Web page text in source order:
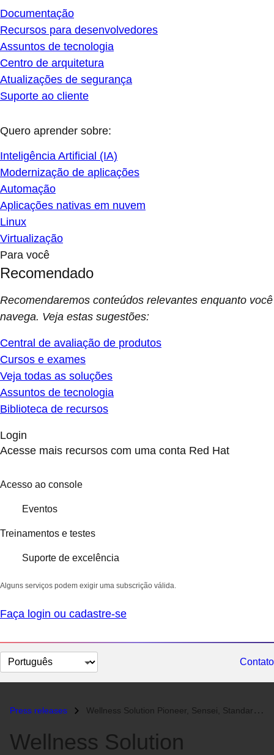
Documentação
Recursos para desenvolvedores
Assuntos de tecnologia
Centro de arquitetura
Atualizações de segurança
Suporte ao cliente
Quero aprender sobre:
Inteligência Artificial (IA)
Modernização de aplicações
Automação
Aplicações nativas em nuvem
Linux
Virtualização
Para você
Recomendado
Recomendaremos conteúdos relevantes enquanto você
navega. Veja estas sugestões:
Central de avaliação de produtos
Cursos e exames
Veja todas as soluções
Assuntos de tecnologia
Biblioteca de recursos
Login
Acesse mais recursos com uma conta Red Hat
Acesso ao console
Eventos
Treinamentos e testes
Suporte de excelência
Alguns serviços podem exigir uma subscrição válida.
Faça login ou cadastre-se
Selecionar
idioma
Contato
Press releases Wellness Solution Pioneer, Sensei, Standardizes on Red Hat and JBoss S...
Wellness Solution